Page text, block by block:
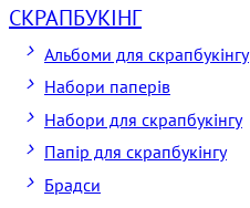
СКРАПБУКІНГ
Альбоми для скрапбукінгу
Набори паперів
Набори для скрапбукінгу
Папір для скрапбукінгу
Брадси